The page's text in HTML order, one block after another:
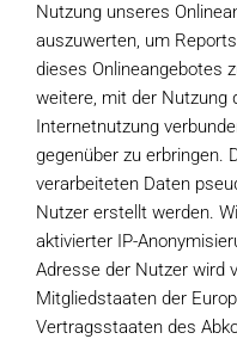
Nutzung unseres
auszuwerten, um
dieses Onlineangebotes
weitere, mit der Nutzung
Internetnutzung
gegenüber zu erbringen.
verarbeiteten Daten
Nutzer erstellt werden.
aktivierter IP-
Adresse der Nutzer wird
Mitgliedstaaten der
Vertragsstaaten des